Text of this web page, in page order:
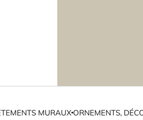
MURAUXORNEMENTS,